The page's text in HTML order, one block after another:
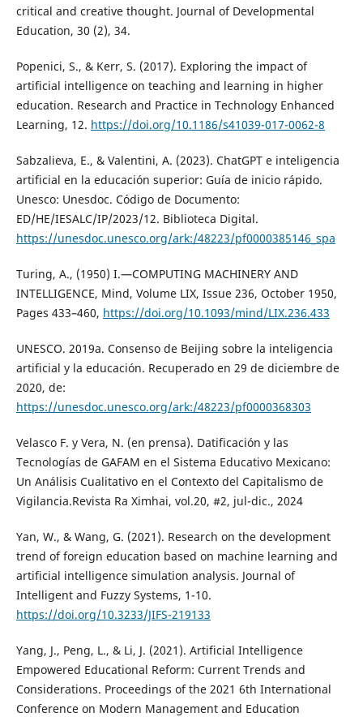
critical and creative thought. Journal of Developmental
Education, 30 (2), 34.
Popenici, S., & Kerr, S. (2017). Exploring the impact of
artificial intelligence on teaching and learning in higher
education. Research and Practice in Technology Enhanced
Learning, 12. https://doi.org/10.1186/s41039-017-0062-8
Sabzalieva, E., & Valentini, A. (2023). ChatGPT e inteligencia
artificial en la educación superior: Guía de inicio rápido.
Unesco: Unesdoc. Código de Documento:
ED/HE/IESALC/IP/2023/12. Biblioteca Digital.
https://unesdoc.unesco.org/ark:/48223/pf0000385146_spa
Turing, A., (1950) I.—COMPUTING MACHINERY AND
INTELLIGENCE, Mind, Volume LIX, Issue 236, October 1950,
Pages 433–460, https://doi.org/10.1093/mind/LIX.236.433
UNESCO. 2019a. Consenso de Beijing sobre la inteligencia
artificial y la educación. Recuperado en 29 de diciembre de
2020, de:
https://unesdoc.unesco.org/ark:/48223/pf0000368303
Velasco F. y Vera, N. (en prensa). Datificación y las
Tecnologías de GAFAM en el Sistema Educativo Mexicano:
Un Análisis Cualitativo en el Contexto del Capitalismo de
Vigilancia.Revista Ra Ximhai, vol.20, #2, jul-dic., 2024
Yan, W., & Wang, G. (2021). Research on the development
trend of foreign education based on machine learning and
artificial intelligence simulation analysis. Journal of
Intelligent and Fuzzy Systems, 1-10.
https://doi.org/10.3233/JIFS-219133
Yang, J., Peng, L., & Li, J. (2021). Artificial Intelligence
Empowered Educational Reform: Current Trends and
Considerations. Proceedings of the 2021 6th International
Conference on Modern Management and Education